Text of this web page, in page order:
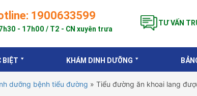
1900633599
- 17h00 / T2 - CN xuyên trưa
TƯ VẤN
BIỆT KHÁM DINH DƯỠNG
dưỡng bệnh tiểu đường » Tiểu đường ăn khoai lang